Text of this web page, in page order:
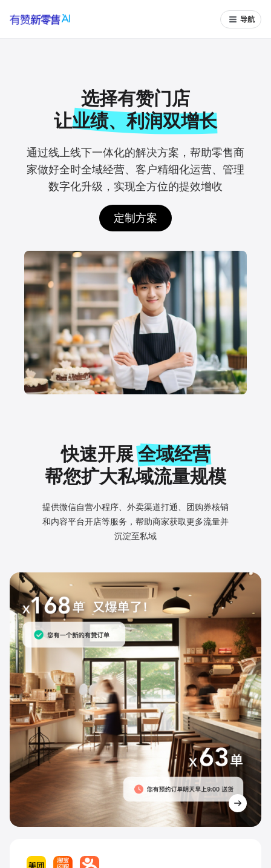
导航
选择有赞门店
让业绩、利润双增长
通过线上线下一体化的解决方案，帮助零售商
家做好全时全域经营、客户精细化运营、管理
数字化升级，实现全方位的提效增收
定制方案
快速开展全域经营
帮您扩大私域流量规模
提供微信自营小程序、外卖渠道打通、团购券核销
和内容平台开店等服务， 帮助商家获取更多流量并
沉淀至私域